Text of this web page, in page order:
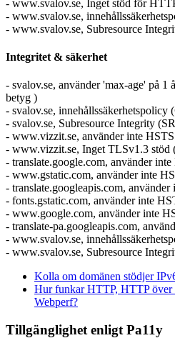
- www.svalov.se, Inget stöd för
- www.svalov.se,
- www.svalov.se, Subresource
Integritet & säkerhet
- svalov.se, använder 'max-age' på
betyg )
- svalov.se, innehållssäkerhetspolicy
- svalov.se, Subresource Integrity
- www.vizzit.se, använder inte
- www.vizzit.se, Inget TLSv1.3 stöd
- translate.google.com, använder
- www.gstatic.com, använder inte
- translate.googleapis.com,
- fonts.gstatic.com, använder inte
- www.google.com, använder inte
- translate-pa.googleapis.com,
- www.svalov.se,
- www.svalov.se, Subresource
Kolla om domänen stödjer
Hur funkar HTTP, HTTP
Webperf?
Tillgänglighet enligt Pa11y